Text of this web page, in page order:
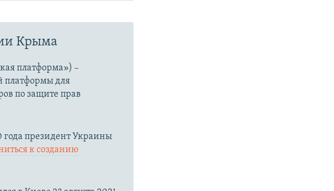
Крыма
платформа») –
платформы для
по защите прав
года президент Украины
к созданию